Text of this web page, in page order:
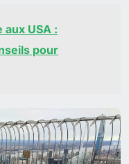
aux USA :
pour